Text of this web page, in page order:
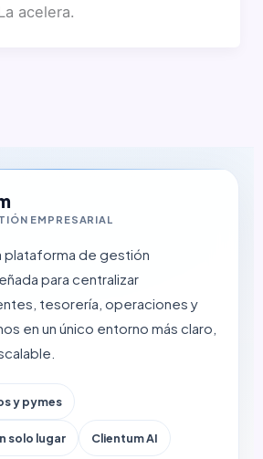
acelera.
EMPRESARIAL
plataforma de gestión
para centralizar
tesorería, operaciones y
en un único entorno más claro,
y pymes
solo lugar Clientum AI